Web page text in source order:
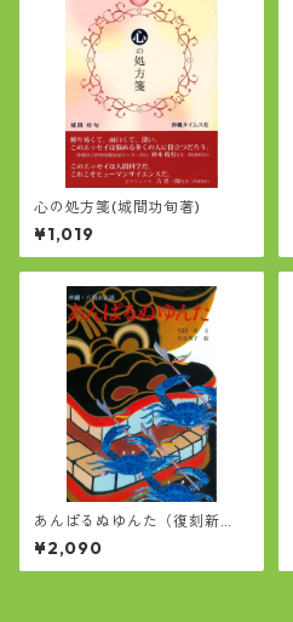
心の処方箋(城間功旬著)
¥1,019
あんぱるぬゆんた（復刻新
版）
¥2,090